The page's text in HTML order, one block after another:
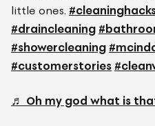
little ones.
#draincleaning
#showercleaning
#customerstories
♬ Oh my god what is